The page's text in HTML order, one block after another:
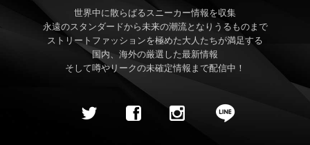
世界中に散らばるスニーカー情報を収集
永遠のスタンダードから未来の潮流となりうるものまで
ストリートファッションを極めた大人たちが満足する
国内、海外の厳選した最新情報
そして噂やリークの未確定情報まで配信中！